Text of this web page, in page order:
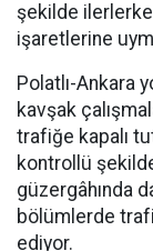
şekilde
işaretlerine
Polatlı-Ankara
kavşak
trafiğe kapalı
kontrollü
güzergâhında
bölümlerde
ediyor.